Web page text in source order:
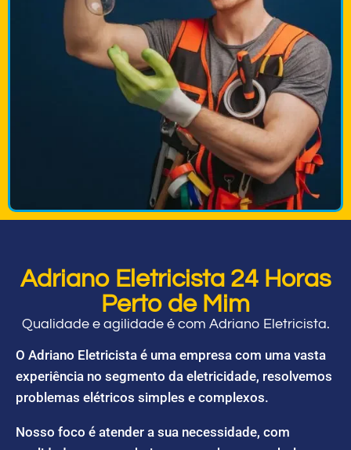
Adriano Eletricista 24 Horas
Perto de Mim
Qualidade e agilidade é com Adriano Eletricista.
O Adriano Eletricista é uma empresa com uma vasta
experiência no segmento da eletricidade, resolvemos
problemas elétricos simples e complexos.
Nosso foco é atender a sua necessidade, com